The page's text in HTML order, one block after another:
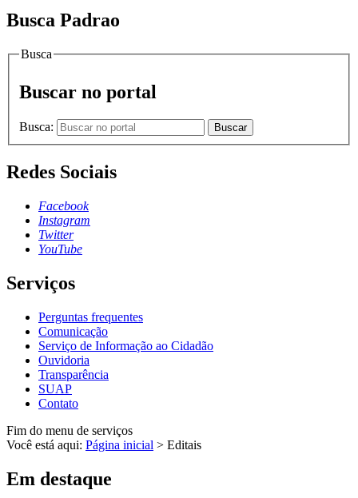
Busca Padrao
Busca
Buscar no portal
Busca: Buscar
Redes Sociais
Facebook
Instagram
Twitter
YouTube
Serviços
Perguntas frequentes
Comunicação
Serviço de Informação ao Cidadão
Ouvidoria
Transparência
SUAP
Contato
Fim do menu de serviços
Você está aqui: Página inicial > Editais
Em destaque